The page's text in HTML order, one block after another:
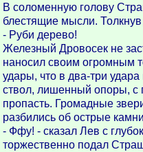
В соломенную голову
блестящие мысли.
- Руби дерево!
Железный Дровосек не
наносил своим огромным
удары, что в два-три
ствол, лишенный опоры, с
пропасть. Громадные
разбились об острые
- Ффу! - сказал Лев с
торжественно подал